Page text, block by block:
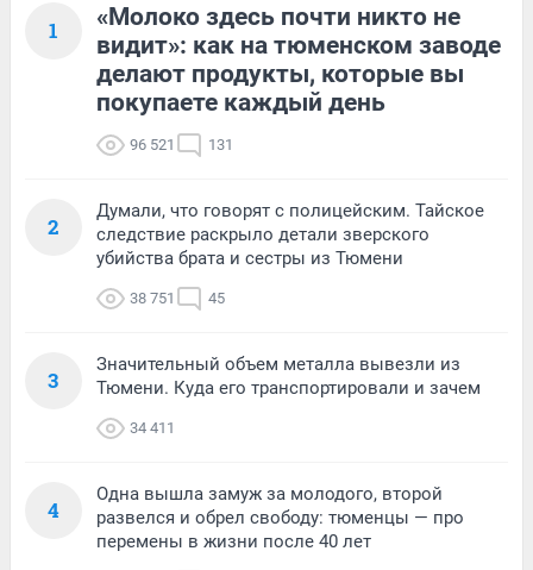
1
«Молоко здесь почти никто не
видит»: как на тюменском заводе
делают продукты, которые вы
покупаете каждый день
96 521 131
2
Думали, что говорят с полицейским. Тайское
следствие раскрыло детали зверского
убийства брата и сестры из Тюмени
38 751 45
3
Значительный объем металла вывезли из
Тюмени. Куда его транспортировали и зачем
34 411
4
Одна вышла замуж за молодого, второй
развелся и обрел свободу: тюменцы — про
перемены в жизни после 40 лет